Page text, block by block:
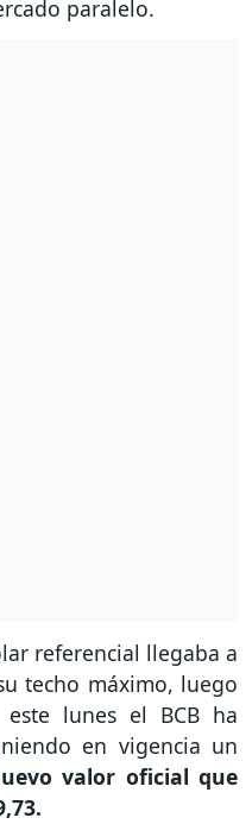
paralelo.
referencial llegaba a
techo máximo, luego
lunes el BCB ha
en vigencia un
valor oficial que